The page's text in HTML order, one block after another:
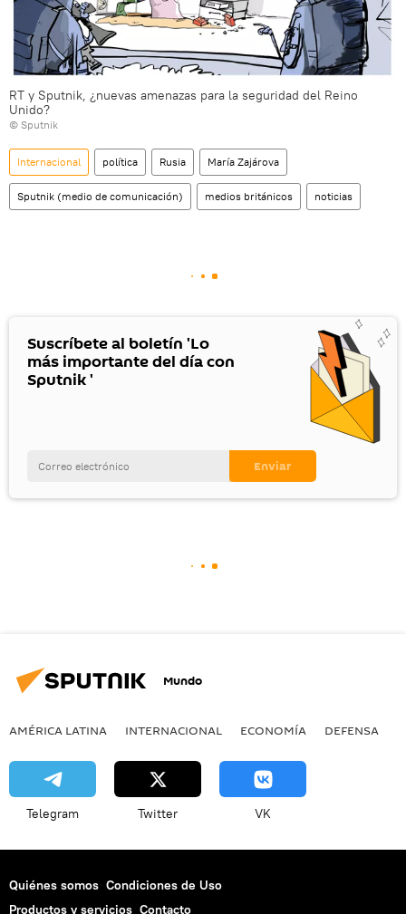
RT y Sputnik, ¿nuevas amenazas para la seguridad del Reino
Unido?
© Sputnik
Internacional política Rusia María Zajárova
Sputnik (medio de comunicación) medios británicos noticias
Suscríbete al boletín 'Lo
más importante del día con
Sputnik '
Mundo
AMÉRICA LATINA INTERNACIONAL ECONOMÍA DEFENSA
Telegram Twitter VK
Quiénes somos Condiciones de Uso
Productos y servicios Contacto